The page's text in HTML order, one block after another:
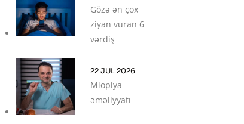
Gözə ən çox
ziyan vuran 6
vərdiş
22 JUL 2026
Miopiya
əməliyyatı